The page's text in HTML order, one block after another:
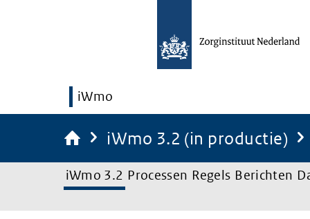
iWmo
iWmo 3.2 (in productie)
iWmo 3.2 Processen Regels Berichten